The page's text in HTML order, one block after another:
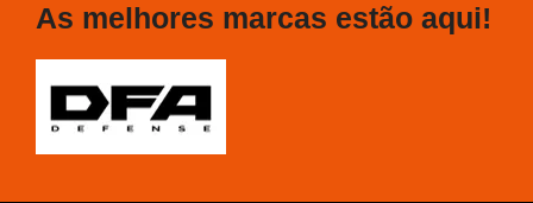
As melhores marcas estão aqui!